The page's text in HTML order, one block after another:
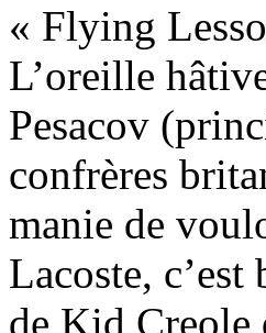
« Flying
L’oreille
Pesacov
confrères
manie de
Lacoste,
de Kid Creole